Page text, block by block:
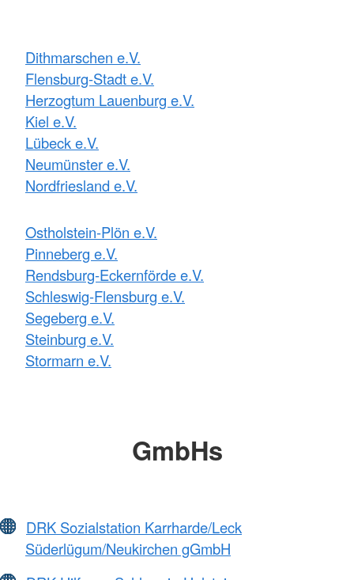
Dithmarschen e.V.
Flensburg-Stadt e.V.
Herzogtum Lauenburg e.V.
Kiel e.V.
Lübeck e.V.
Neumünster e.V.
Nordfriesland e.V.
Ostholstein-Plön e.V.
Pinneberg e.V.
Rendsburg-Eckernförde e.V.
Schleswig-Flensburg e.V.
Segeberg e.V.
Steinburg e.V.
Stormarn e.V.
GmbHs
DRK Sozialstation Karrharde/Leck
Süderlügum/Neukirchen gGmbH